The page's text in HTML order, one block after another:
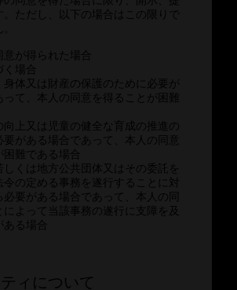
。ただし、以下の場合はこの限りで
意が得られた場合
く場合
身体又は財産の保護のために必要が
って、本人の同意を得ることが困難
向上又は児童の健全な育成の推進の
要がある場合であって、本人の同意
困難である場合
しくは地方公共団体又はその委託を
令の定める事務を遂行することに対
必要がある場合であって、本人の同
によって当該事務の遂行に支障を及
ある場合
ィについて